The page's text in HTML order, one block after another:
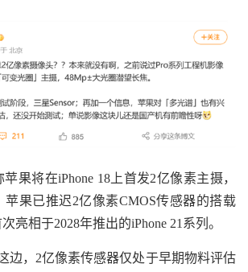
将在iPhone 18上首发2亿像素主摄，
苹果已推迟2亿像素CMOS传感器的搭载
亮相于2028年推出的iPhone 21系列。
，2亿像素传感器仅处于早期物料评估